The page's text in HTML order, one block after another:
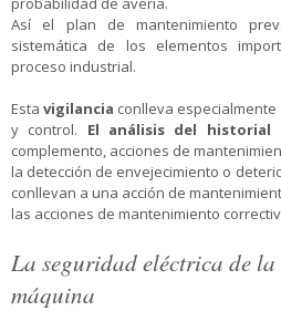
Así el plan de mantenimiento
sistemática de los elementos
proceso industrial.
Estavigilancia conlleva
y control. El análisis del historial
complemento, acciones de
la detección de envejecimiento o
conllevan a una acción de
las acciones de mantenimiento
La seguridad eléctrica de
máquina